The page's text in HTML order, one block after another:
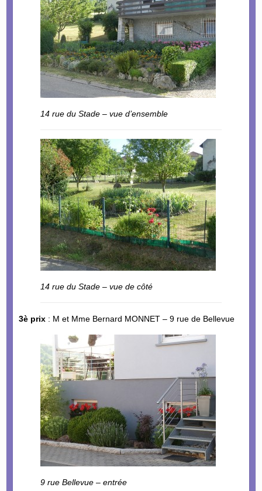
14 rue du Stade – vue d’ensemble
14 rue du Stade – vue de côté
3è prix: M et Mme Bernard MONNET – 9 rue de Bellevue
9 rue Bellevue – entrée